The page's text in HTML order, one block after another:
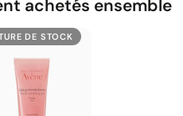
achetés ensemble
DE STOCK